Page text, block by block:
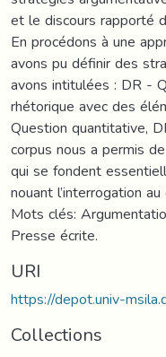
et le discours rapporté
En procédons à une
avons pu définir des
avons intitulées : DR -
rhétorique avec des
Question quantitative,
corpus nous a permis
qui se fondent
nouant l’interrogation
Mots clés:
Presse écrite.
URI
https://depot.univ-
Collections